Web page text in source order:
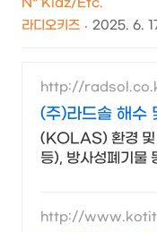
N* Kidz/Etc.
라디오키즈
2025. 6.
http://
(주)라드솔 해수
방사능분석전문
(KOLAS) 환경 및
등), 방사성폐기물
http://